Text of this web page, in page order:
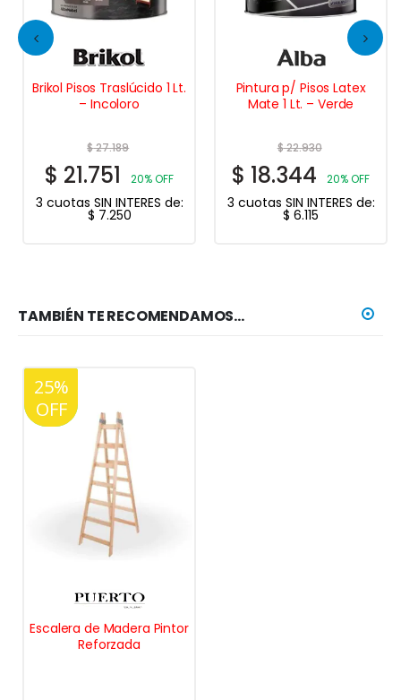
Brikol Pisos Traslúcido 1 Lt.
– Incoloro
$27.189
$ 21.751 20% OFF
3 cuotas SIN INTERES de:
$ 7.250
Pintura p/ Pisos Latex
Mate 1 Lt. – Verde
$22.930
$ 18.344 20% OFF
3 cuotas SIN INTERES de:
$ 6.115
TAMBIÉN TE RECOMENDAMOS…
25%
OFF
20%
OFF
Escalera de Madera Pintor
Reforzada